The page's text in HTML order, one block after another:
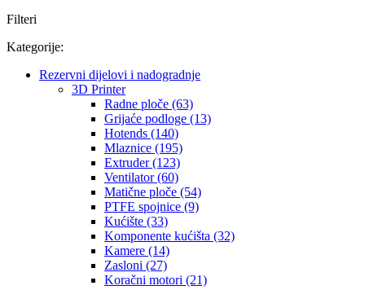
Filteri
Kategorije:
Rezervni dijelovi i nadogradnje
3D Printer
Radne ploče (63)
Grijaće podloge (13)
Hotends (140)
Mlaznice (195)
Extruder (123)
Ventilator (60)
Matične ploče (54)
PTFE spojnice (9)
Kućište (33)
Komponente kućišta (32)
Kamere (14)
Zasloni (27)
Koračni motori (21)